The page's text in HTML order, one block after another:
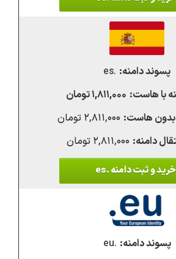
.es
۱,۸۱۱,۰۰۰ تومان
۲,۸۱۱,۰۰۰ تومان
۲,۸۱۱,۰۰۰ تومان
خرید و ثبت دامنه .es
.eu